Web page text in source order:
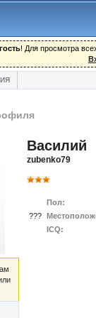
гость! Для просмотра
Василий
zubenko79
???
Пол:
ICQ: